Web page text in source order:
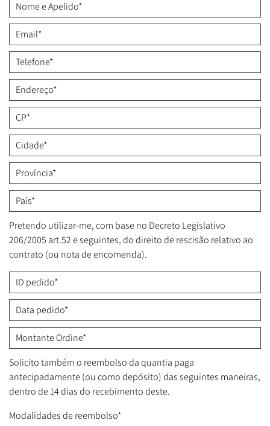
Pretendo utilizar-me, com base no Decreto Legislativo
206/2005 art.52 e seguintes, do direito de rescisão relativo ao
contrato (ou nota de encomenda).
Solicito também o reembolso da quantia paga
antecipadamente (ou como depósito) das seguintes maneiras,
dentro de 14 dias do recebimento deste.
Modalidades de reembolso*